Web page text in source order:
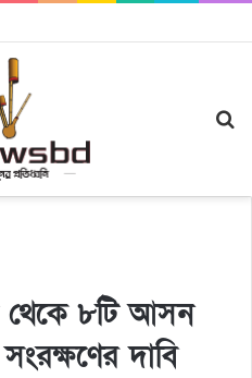
নতুন গান ‘Baljanggi’
থেকে ৮টি আসন
দাবি